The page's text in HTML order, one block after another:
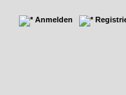
Anmelden